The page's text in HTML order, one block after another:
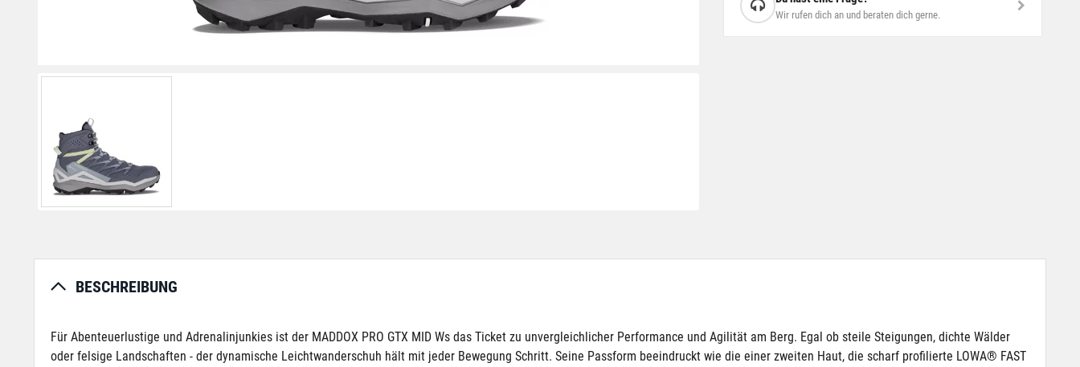
Wir rufen dich an und beraten dich gerne.
BESCHREIBUNG
Für Abenteuerlustige und Adrenalinjunkies ist der MADDOX PRO GTX MID Ws das Ticket zu unvergleichlicher Performance und Agilität am Berg. Egal ob steile Steigungen, dichte Wälder
oder felsige Landschaften - der dynamische Leichtwanderschuh hält mit jeder Bewegung Schritt. Seine Passform beeindruckt wie die einer zweiten Haut, die scharf profilierte LOWA® FAST